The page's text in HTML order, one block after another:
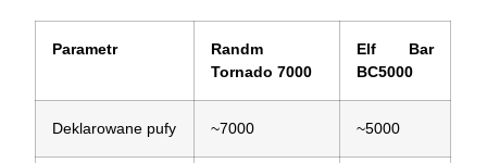
Parametr
Randm
Tornado 7000
Elf Bar
BC5000
Deklarowane pufy ~7000 ~5000